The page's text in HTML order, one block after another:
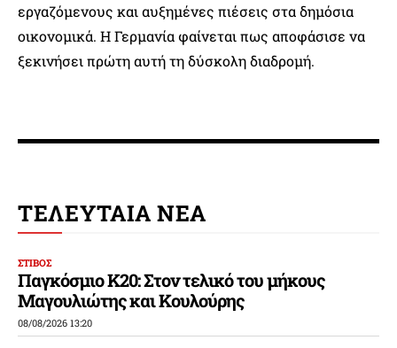
εργαζόμενους και αυξημένες πιέσεις στα δημόσια
οικονομικά. Η Γερμανία φαίνεται πως αποφάσισε να
ξεκινήσει πρώτη αυτή τη δύσκολη διαδρομή.
ΤΕΛΕΥΤΑΙΑ ΝΕΑ
ΣΤΙΒΟΣ
Παγκόσμιο Κ20: Στον τελικό του μήκους
Μαγουλιώτης και Κουλούρης
08/08/2026 13:20